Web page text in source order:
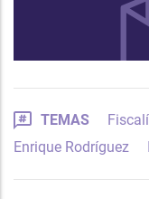
TEMAS
Enrique Rodríguez